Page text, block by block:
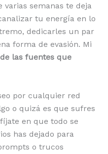
semanas te deja
tu energía en lo
dedicarles un par
forma de evasión. Mi
las fuentes que
por cualquier red
o quizá es que sufres
en que todo se
has dejado para
o trucos